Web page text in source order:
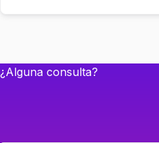
¿Alguna consulta?